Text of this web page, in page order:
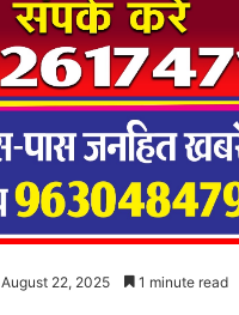
August 22, 2025 1 minute read